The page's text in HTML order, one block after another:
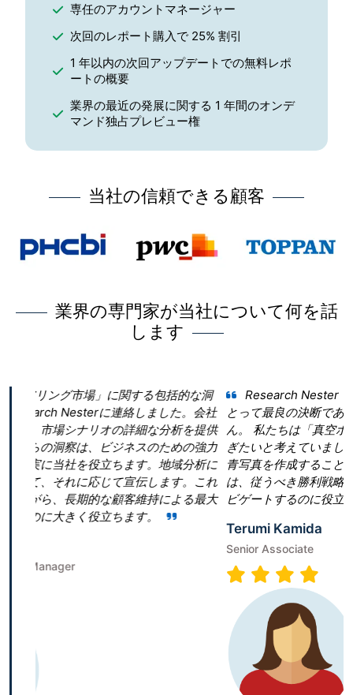
専任のアカウントマネージャー
次回のレポート購入で 25% 割引
1 年以内の次回アップデートでの無料レポ
ートの概要
業界の最近の発展に関する 1 年間のオンデ
マンド独占プレビュー権
当社の信頼できる顧客
業界の専門家が当社について何を話
します
る包括的な洞
ました。会社
細な分析を提供
スのための強力
す。地域分析に
伝します。これ
維持による最大
Research Nester を選択したことが当社の
とって最良の決断であったと言っても過言では
ん。 私たちは「真空ポンプ市場」という領域で
ぎたいと考えていました。しかし、当社は効果
青写真を作成することに戸惑いました。
は、従うべき勝利戦略を構築することで、成功
ビゲートするのに役立ちました。